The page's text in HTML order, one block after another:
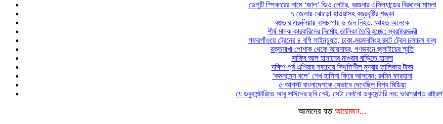
ডেপুটি স্পিকারের নামে ‘জাল’ ডিও লেটার, বরগুনার এসিল্যান্ডের বিরুদ্ধে মামলা
৭ জেলায় ঝোড়ো হাওয়াসহ বজ্রবৃষ্টির শঙ্কা
বগুড়ার এরুলিয়ায় বাসচাপায় ৬ জন নিহত, আহত অনেকে
শীর্ষ মাদক কারবারিদের নির্মোহ তালিকা তৈরি হচ্ছে: স্বরাষ্ট্রমন্ত্রী
গফরগাঁওয়ে ট্রেনের ৪ বগি লাইনচ্যুত, ঢাকা-ময়মনসিংহ রুটে ট্রেন চলাচল বন্ধ
রক্তমাখা পোশাক থেকে আয়নাঘর, গণভবনে জুলাইয়ের স্মৃতি
সাকিব আল হাসানের মাগুরার বাড়িতে হামলা
দক্ষিণ-পূর্ব এশিয়ার সবচেয়ে স্থিতিশীল মুদ্রার তালিকায় টাকা
‘কমনসেন্স বলে’ শেখ হাসিনা ফিরে আসবেন: রুমিন ফারহানা
৫ আগস্ট বাংলাদেশকে যেভাবে দেখেছিল বিশ্ব মিডিয়া
যে ডকুমেন্টারিতে আবু সাঈদের ছবি নেই, সেটা কোনো ডকুমেন্টারি নয়: ভারপ্রাপ্ত
আমাদের যত আয়োজন...